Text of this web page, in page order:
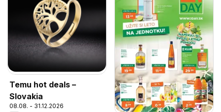
Temu hot deals –
Slovakia
08.08. - 31.12.2026